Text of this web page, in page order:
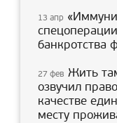
13 апр
банкротства
27 фев Жить
озвучил
качестве
месту